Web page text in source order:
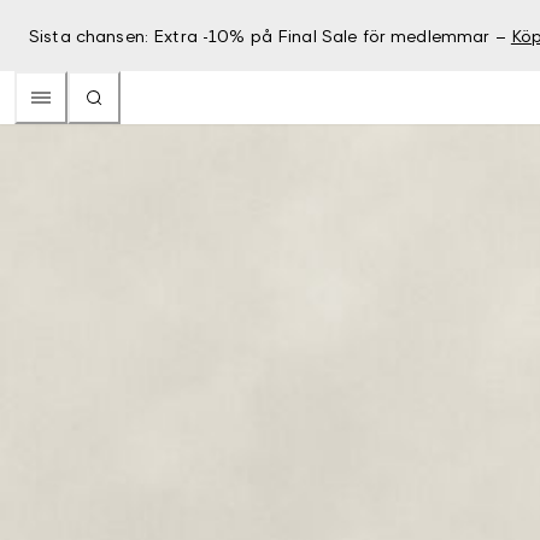
Sista chansen: Extra -10% på Final Sale för medlemmar –